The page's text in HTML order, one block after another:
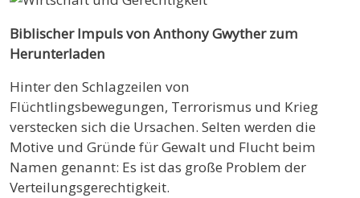
Biblischer Impuls von Anthony Gwyther zum
Herunterladen
Hinter den Schlagzeilen von
Flüchtlingsbewegungen, Terrorismus und Krieg
verstecken sich die Ursachen. Selten werden die
Motive und Gründe für Gewalt und Flucht beim
Namen genannt: Es ist das große Problem der
Verteilungsgerechtigkeit.